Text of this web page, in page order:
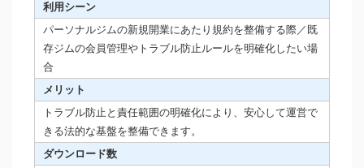
利用シーン
パーソナルジムの新規開業にあたり規約を整備する際／既
存ジムの会員管理やトラブル防止ルールを明確化したい場
合
メリット
トラブル防止と責任範囲の明確化により、安心して運営で
きる法的な基盤を整備できます。
ダウンロード数